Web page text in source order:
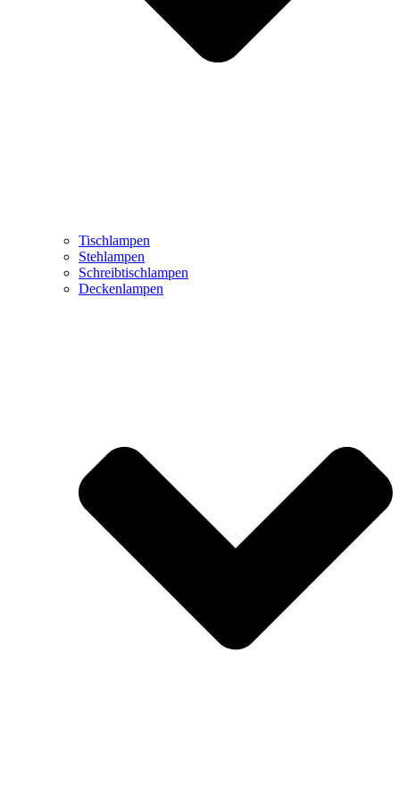
Tischlampen
Stehlampen
Schreibtischlampen
Deckenlampen